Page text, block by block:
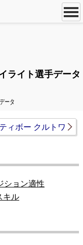
ライト選手データ
ータ
ティボー クルトワ
ション適性
キル